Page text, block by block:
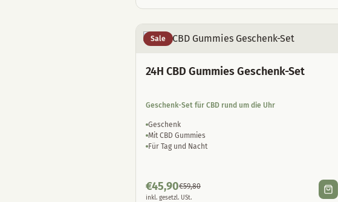
Sale
24H CBD Gummies Geschenk-Set
Geschenk-Set für CBD rund um die Uhr
Geschenk
Mit CBD Gummies
Für Tag und Nacht
€45,90€59,80
inkl. gesetzl. USt.